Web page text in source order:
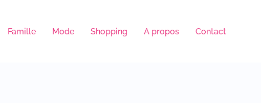
Famille Mode Shopping A propos Contact